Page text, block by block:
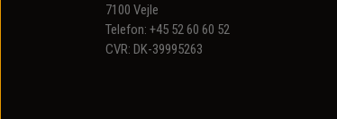
7100 Vejle
Telefon: +45 52 60 60 52
CVR: DK-39995263